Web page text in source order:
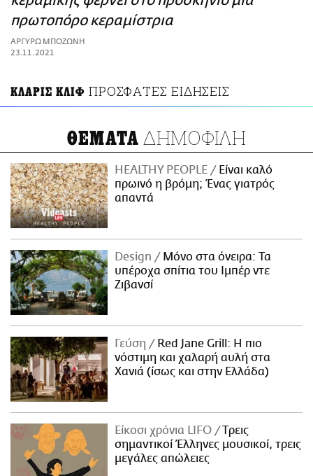
ΑΜΠΑ
PRINT
πρωτοπόρο κεραμίστρια
ΑΡΓΥΡΩ ΜΠΟΖΩΝΗ
23.11.2021
ΚΛΑΡΙΣ ΚΛΙΦ ΠΡΟΣΦΑΤΕΣ ΕΙΔΗΣΕΙΣ
ΘΕΜΑΤΑ ΔΗΜΟΦΙΛΗ
HEALTHY PEOPLE
Είναι καλό
πρωινό η βρόμη; Ένας γιατρός
απαντά
Design
Μόνο στα όνειρα: Τα
υπέροχα σπίτια του Ιμπέρ ντε
Ζιβανσί
Γεύση
Red Jane Grill: Η πιο
νόστιμη και χαλαρή αυλή στα
Χανιά (ίσως και στην Ελλάδα)
Είκοσι χρόνια LIFO
Tρεις
σημαντικοί Έλληνες μουσικοί, τρεις
μεγάλες απώλειες